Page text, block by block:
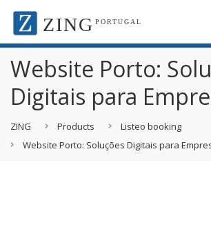
ZING PORTUGAL
Website Porto:
Digitais para
ZING Products
Listeo booking
Website Porto: Soluções Digitais para